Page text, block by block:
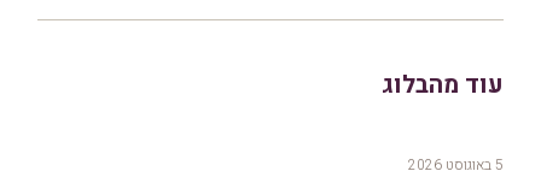
עוד מהבלוג
5 באוגוסט 2026